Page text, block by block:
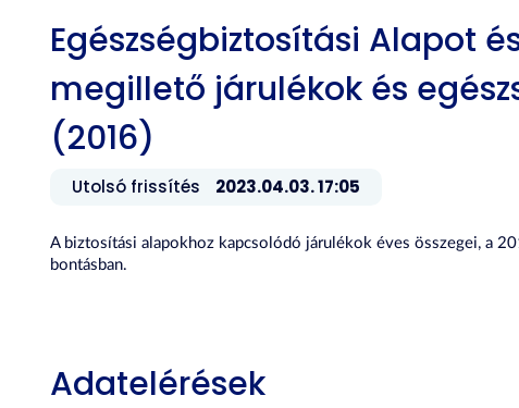
Egészségbiztosítási Alapot
megillető járulékok és
(2016)
Utolsó frissítés 2023.04.03. 17:05
A biztosítási alapokhoz kapcsolódó járulékok éves összegei, a
bontásban.
Adatelérések